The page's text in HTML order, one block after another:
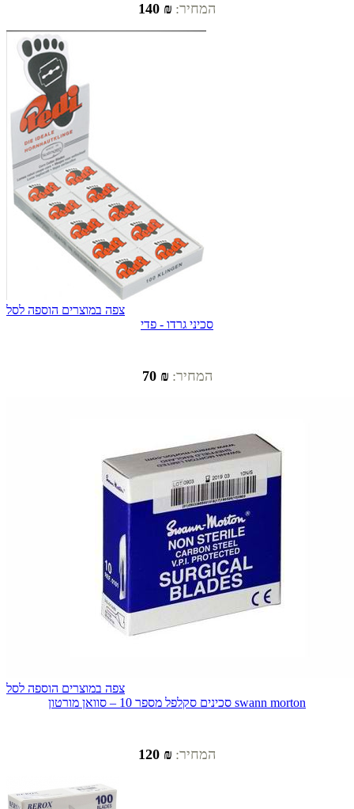
המחיר: ₪ 140
צפה במוצרים הוספה לסל
סכיני גרדו - פדי
המחיר: ₪ 70
צפה במוצרים הוספה לסל
סכינים סקלפל מספר 10 – סוואן מורטון swann morton
המחיר: ₪ 120